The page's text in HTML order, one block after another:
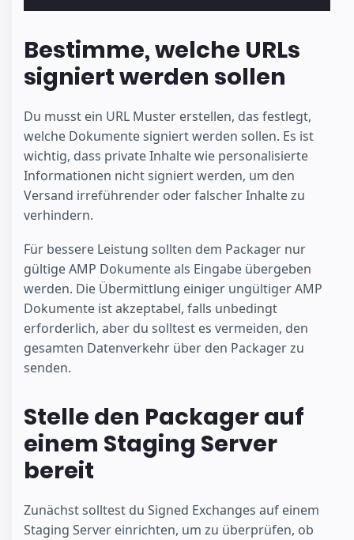
Bestimme, welche URLs
signiert werden sollen
Du musst ein URL Muster erstellen, das festlegt,
welche Dokumente signiert werden sollen. Es ist
wichtig, dass private Inhalte wie personalisierte
Informationen nicht signiert werden, um den
Versand irreführender oder falscher Inhalte zu
verhindern.
Für bessere Leistung sollten dem Packager nur
gültige AMP Dokumente als Eingabe übergeben
werden. Die Übermittlung einiger ungültiger AMP
Dokumente ist akzeptabel, falls unbedingt
erforderlich, aber du solltest es vermeiden, den
gesamten Datenverkehr über den Packager zu
senden.
Stelle den Packager auf
einem Staging Server
bereit
Zunächst solltest du Signed Exchanges auf einem
Staging Server einrichten, um zu überprüfen, ob